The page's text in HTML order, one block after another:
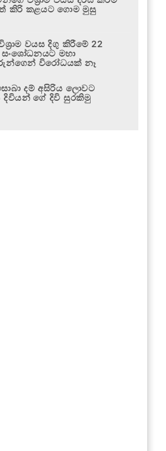
කිරි කළයට ගොම මුසු
වයස දිගු කිරීමේ 22
සංශෝධනයට මහා
විරෝධයක් නෑ
දම් අසිරිය ලොවට
දිවියන් ගේ දිවි සුරකිමු